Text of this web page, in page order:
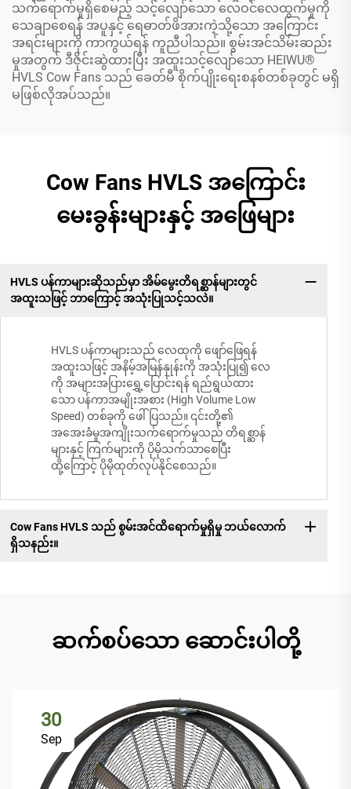
သက်ရောက်မှုရှိစေမည့် သင့်လျော်သော လေဝင်လေထွက်မှုကို
သေချာစေရန် အပူနှင့် ရေဓာတ်ဖိအားကဲ့သို့သော အကြောင်း
အရင်းများကို ကာကွယ်ရန် ကူညီပါသည်။ စွမ်းအင်သိမ်းဆည်း
မှုအတွက် ဒီဇိုင်းဆွဲထားပြီး အထူးသင့်လျော်သော HEIWU®
HVLS Cow Fans သည် ခေတ်မီ စိုက်ပျိုးရေးစနစ်တစ်ခုတွင် မရှိ
မဖြစ်လိုအပ်သည်။
Cow Fans HVLS အကြောင်း
မေးခွန်းများနှင့် အဖြေများ
HVLS ပန်ကာများဆိုသည်မှာ အိမ်မွေးတိရစ္ဆာန်များတွင်
အထူးသဖြင့် ဘာကြောင့် အသုံးပြုသင့်သလဲ။
HVLS ပန်ကာများသည် လေထုကို ဖျော်ဖြေရန်
အထူးသဖြင့် အနိမ့်အမြန်နှုန်းကို အသုံးပြု၍ လေ
ကို အများအပြားရွှေ့ပြောင်းရန် ရည်ရွယ်ထား
သော ပန်ကာအမျိုးအစား (High Volume Low
Speed) တစ်ခုကို ဖေါ်ပြသည်။ ၎င်းတို့၏
အအေးခံမှုအကျိုးသက်ရောက်မှုသည် တိရစ္ဆာန်
များနှင့် ကြက်များကို ပိုမိုသက်သာစေပြီး
ထို့ကြောင့် ပိုမိုထုတ်လုပ်နိုင်စေသည်။
Cow Fans HVLS သည် စွမ်းအင်ထိရောက်မှုရှိမှု ဘယ်လောက်
ရှိသနည်း။
ဆက်စပ်သော ဆောင်းပါတို့
30
Sep